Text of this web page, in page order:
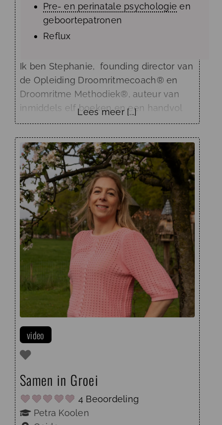
Pre- en perinatale psychologie en
geboortepatronen
Reflux
Ik ben Stephanie, founding director van
de Opleiding Droomritmecoach® en
Droomritme Methodiek®, auteur van
inmiddels elf boeken en een handvol
opleidingen, Slaap- en
onrustdeskundige,,
ervaringsdeskundige, kinderfluisteraar,
aromatherapeut, insomnia practioner
adult+child, droomtherapeut,
natuurvoeding en gut-brain practitioner,
deskundige voor diverse media én
mama van vier. Hoe ik hiervoor allemaal
tijd vind, weet ik eigenlijk ook niet ;-)
Wat ik wel weet is
Lees meer [...]
video
Samen in Groei
4 Beoordeling
Petra Koolen